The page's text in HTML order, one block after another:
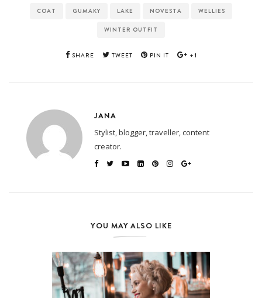
COAT GUMAKY LAKE NOVESTA WELLIES
WINTER OUTFIT
SHARE TWEET PIN IT +1
JANA
Stylist, blogger, traveller, content
creator.
YOU MAY ALSO LIKE